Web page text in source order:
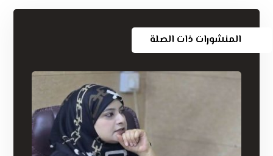
المنشورات ذات الصلة